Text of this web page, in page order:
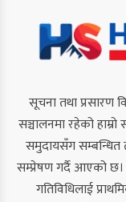
सूचना तथा प्रसारण
सञ्चालनमा रहेको
समुदायसँग सम्बन्धित
सम्प्रेषण गर्दै आएको छ।
गतिविधिलाई